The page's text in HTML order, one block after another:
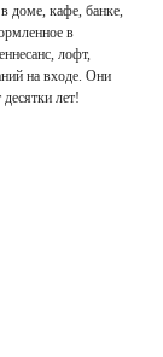
доме, кафе, банке,
в
лофт,
на входе. Они
десятки лет!